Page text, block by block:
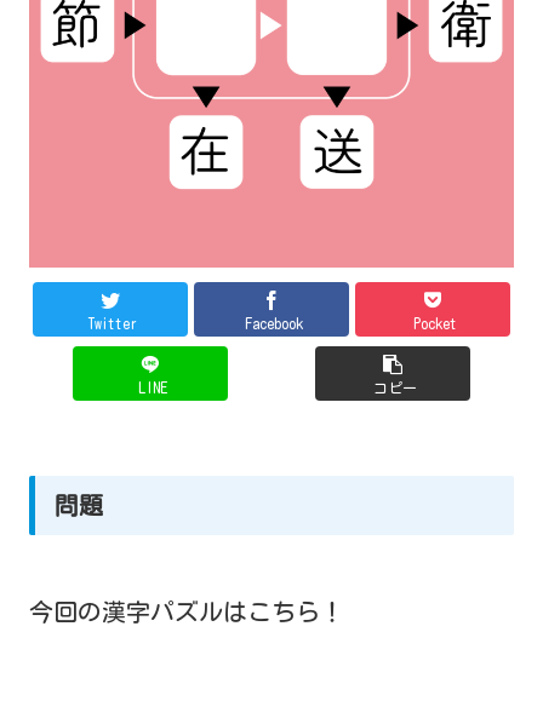
Twitter Facebook Pocket
LINE コピー
問題
今回の漢字パズルはこちら！